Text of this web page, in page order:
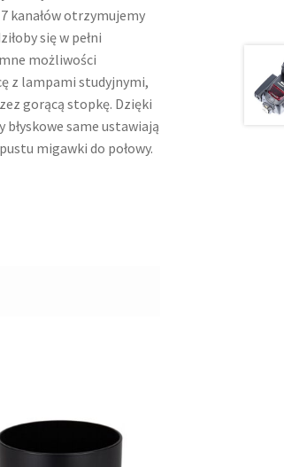
kanałów otrzymujemy
się w pełni
możliwości
z lampami studyjnymi,
gorącą stopkę. Dzięki
same ustawiają
migawki do połowy.